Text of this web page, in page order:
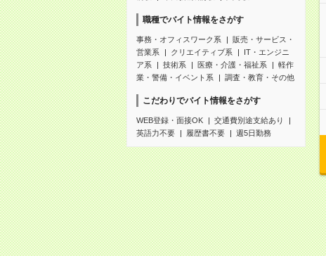
職種でバイト情報をさがす
事務・オフィスワーク系
販売・サービス・
営業系
クリエイティブ系
IT・エンジニ
ア系
技術系 医療・介護・福祉系
軽作
業・警備・イベント系
調査・教育・その他
こだわりでバイト情報をさがす
WEB登録・面接OK
交通費別途支給あり
英語力不要
履歴書不要 週5日勤務